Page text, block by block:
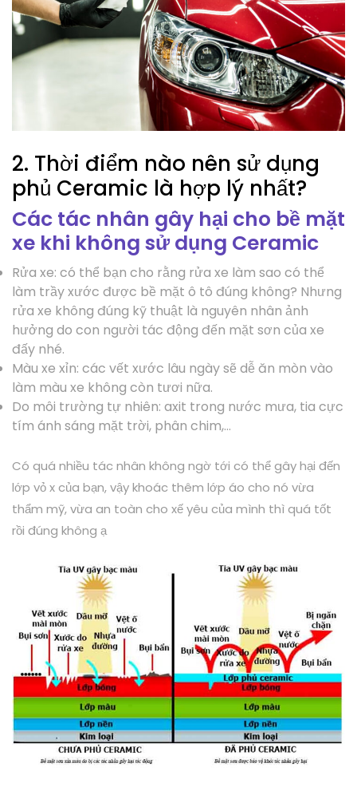
2. Thời điểm nào nên sử dụng
phủ Ceramic là hợp lý nhất?
Các tác nhân gây hại cho bề mặt
xe khi không sử dụng Ceramic
Rửa xe: có thể bạn cho rằng rửa xe làm sao có thể
làm trầy xước được bề mặt ô tô đúng không? Nhưng
rửa xe không đúng kỹ thuật là nguyên nhân ảnh
hưởng do con người tác động đến mặt sơn của xe
đấy nhé.
Màu xe xỉn: các vết xước lâu ngày sẽ dễ ăn mòn vào
làm màu xe không còn tươi nữa.
Do môi trường tự nhiên: axit trong nước mưa, tia cực
tím ánh sáng mặt trời, phân chim,…
Có quá nhiều tác nhân không ngờ tới có thể gây hại đến
lớp vỏ x của bạn, vậy khoác thêm lớp áo cho nó vừa
thẩm mỹ, vừa an toàn cho xế yêu của mình thì quá tốt
rồi đúng không ạ